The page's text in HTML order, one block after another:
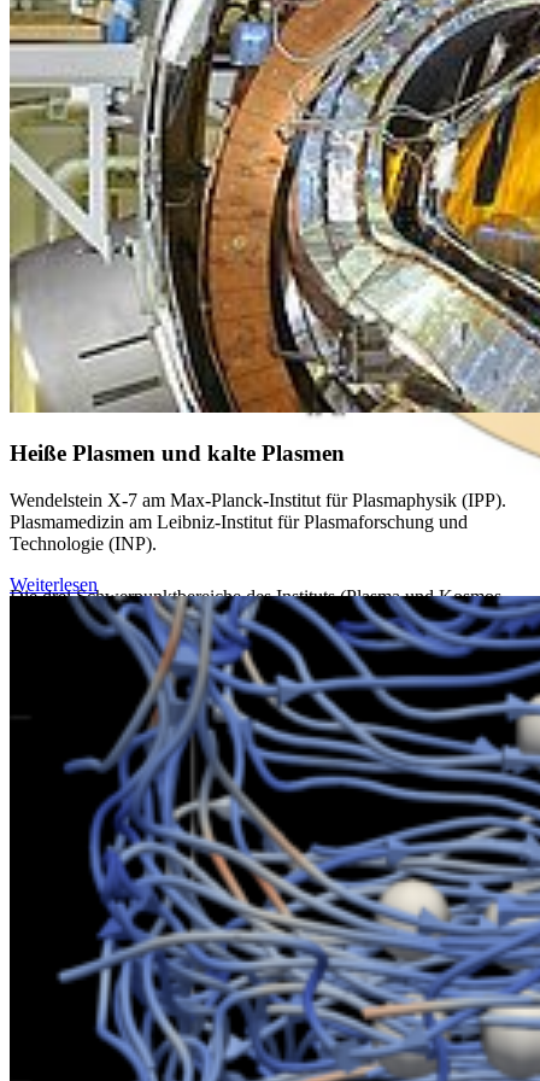
Heiße Plasmen und kalte Plasmen
Wendelstein X-7 am Max-Planck-Institut für Plasmaphysik (IPP).
Plasmamedizin am Leibniz-Institut für Plasmaforschung und
Technologie (INP).
Weiterlesen
Die drei Schwerpunktbereiche des Instituts (Plasma und Kosmos,
Leben und Umwelt, Quanten und Materie) eröffnen also vielfältige
Kooperationen mit verschiedensten
Instituten innerhalb der Mathematisch-Naturwissenschaftlichen
Fakultät, auch und insbesondere mit Life Sciences und Medizin
sowie mit den außeruniversitären Partnerinstituten in Greifswald und
darüber hinaus.
Koordinierte Programme der Deutschen
Forschungsgemeinschaft (DFG) mit
Beteiligung der Physik
SFB 1270 „ELektrisch Aktive ImplaNtatE – ELAINE“,
Sprecherin: Prof. Dr. Ursula van Rienen, Universität Rostock
Transregio 24"Fundamentals of Complex Plasmas"
Greifswald - Kiel (beendet 2017)
Sonderforschungsbereich 652„Strong correlations and
collective effects in radiation fields: Coulomb systems,
clusters and particles" (beendet (2017)
Joint Research Projects